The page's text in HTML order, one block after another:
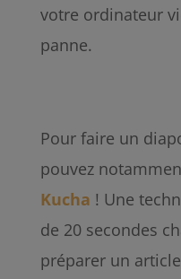
votre ordinateur
panne.
Pour faire un
pouvez
Kucha ! Une
de 20 secondes
préparer un